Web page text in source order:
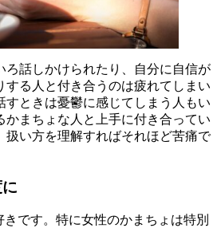
ろ話しかけられたり、自分に自信が
する人と付き合うのは疲れてしまい
すときは憂鬱に感じてしまう人もい
かまちょな人と上手に付き合ってい
扱い方を理解すればそれほど苦痛で
です。特に女性のかまちょは特別